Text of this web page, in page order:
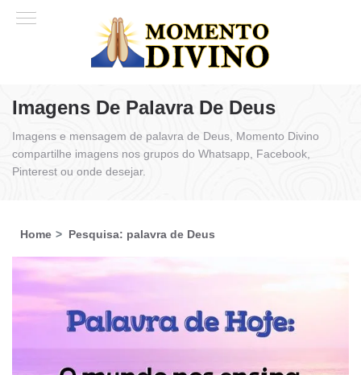
Imagens De Palavra De Deus
Imagens e mensagem de palavra de Deus, Momento Divino
compartilhe imagens nos grupos do Whatsapp, Facebook,
Pinterest ou onde desejar.
Home Pesquisa: palavra de Deus